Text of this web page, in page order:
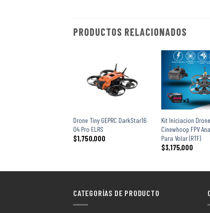
PRODUCTOS RELACIONADOS
Drone Tiny GEPRC DarkStar16
O4 Pro ELRS
$1,750,000
+
Kit Iniciacion Drone
Cinewhoop FPV
Para Volar (RTF)
$3,175,000
CATEGORÍAS DE PRODUCTO